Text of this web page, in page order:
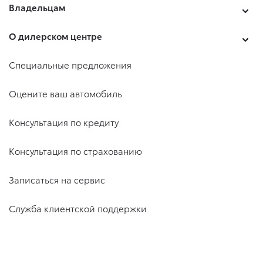
Владельцам
О дилерском центре
Специальные предложения
Оцените ваш автомобиль
Консультация по кредиту
Консультация по страхованию
Записаться на сервис
Служба клиентской поддержки